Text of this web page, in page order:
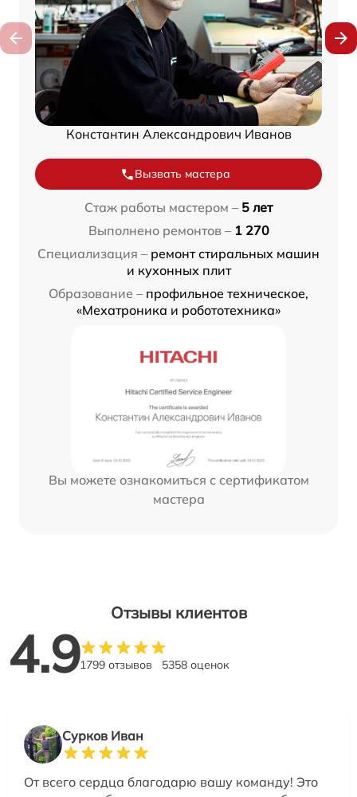
Константин Александрович Иванов
Вызвать мастера
Стаж работы мастером – 5 лет
Выполнено ремонтов – 1 270
Специализация – ремонт стиральных машин
и кухонных плит
Образование – профильное техническое,
«Мехатроника и робототехника»
Вы можете ознакомиться с сертификатом
мастера
Отзывы клиентов
4.91799 отзывов 5358 оценок
Сурков Иван
От всего сердца благодарю вашу команду! Это